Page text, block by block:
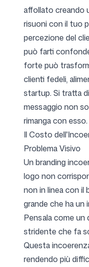
affollato creando
risuoni con il tuo
percezione del
può farti
forte può
clienti fedeli,
startup. Si tratta
messaggio non
rimanga con esso.
Il Costo
Problema Visivo
Un branding
logo non
non in linea con il
grande che ha un
Pensala come un
stridente che fa
Questa
rendendo più